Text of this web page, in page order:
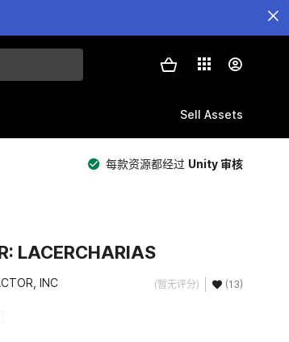
Sell Assets
每款资源都经过 Unity 审核
LACERCHARIAS
INC (暂无评分) (13)